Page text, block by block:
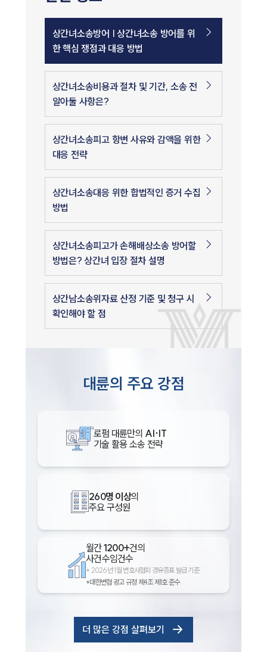
상간녀소송방어 | 상간녀소송 방어를 위
한 핵심 쟁점과 대응 방법
상간녀소송비용과 절차 및 기간, 소송 전
알아둘 사항은?
상간녀소송피고 항변 사유와 감액을 위한
대응 전략
상간녀소송대응 위한 합법적인 증거 수집
방법
상간녀소송피고가 손해배상소송 방어할
방법은? 상간녀 입장 절차 설명
상간남소송위자료 산정 기준 및 청구 시
확인해야 할 점
대륜의 주요 강점
로펌 대륜만의 AI·IT
기술 활용 소송 전략
260명 이상의
주요 구성원
월간1200+건의
사건수임건수
* 2026년 1월 변호사협회 경유증표 발급 기준
*대한변협 광고 규정 제4조 제1호 준수
더 많은 강점 살펴보기